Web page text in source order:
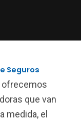
Seguros
ofrecemos
que van
medida, el